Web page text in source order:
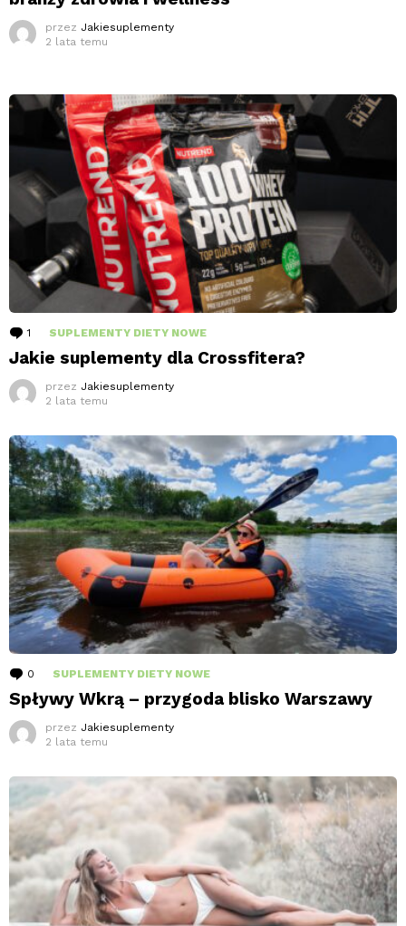
przez Jakiesuplementy
2 lata temu
1 komentarz
SUPLEMENTY DIETY NOWE
Jakie suplementy dla Crossfitera?
przez Jakiesuplementy
2 lata temu
0 komentarzy
SUPLEMENTY DIETY NOWE
Spływy Wkrą – przygoda blisko Warszawy
przez Jakiesuplementy
2 lata temu